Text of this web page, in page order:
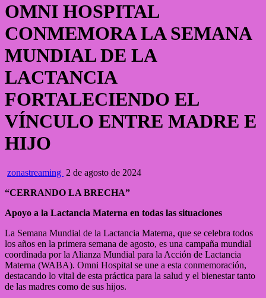
OMNI HOSPITAL
CONMEMORA LA SEMANA
MUNDIAL DE LA
LACTANCIA
FORTALECIENDO EL
VÍNCULO ENTRE MADRE E
HIJO
zonastreaming 2 de agosto de 2024
“CERRANDO LA BRECHA”
Apoyo a la Lactancia Materna en todas las situaciones
La Semana Mundial de la Lactancia Materna, que se celebra todos
los años en la primera semana de agosto, es una campaña mundial
coordinada por la Alianza Mundial para la Acción de Lactancia
Materna (WABA). Omni Hospital se une a esta conmemoración,
destacando lo vital de esta práctica para la salud y el bienestar tanto
de las madres como de sus hijos.